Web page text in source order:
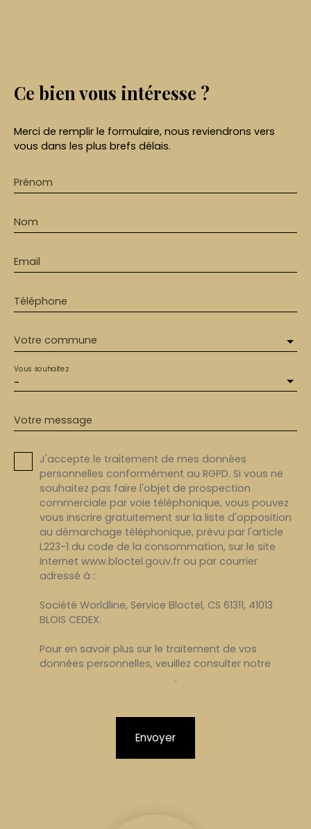
Ce bien vous intéresse ?
Merci de remplir le formulaire, nous reviendrons vers
vous dans les plus brefs délais.
Prénom
Nom
Email
Téléphone
Votre commune
-
Vous souhaitez
Votre message
J'accepte le traitement de mes données
personnelles conformément au RGPD. Si vous ne
souhaitez pas faire l'objet de prospection
commerciale par voie téléphonique, vous pouvez
vous inscrire gratuitement sur la liste d'opposition
au démarchage téléphonique, prévu par l'article
L223-1 du code de la consommation, sur le site
Internet www.bloctel.gouv.fr ou par courrier
adressé à :
Société Worldline, Service Bloctel, CS 61311, 41013
BLOIS CEDEX.
Pour en savoir plus sur le traitement de vos
données personnelles, veuillez consulter notre
.
Envoyer